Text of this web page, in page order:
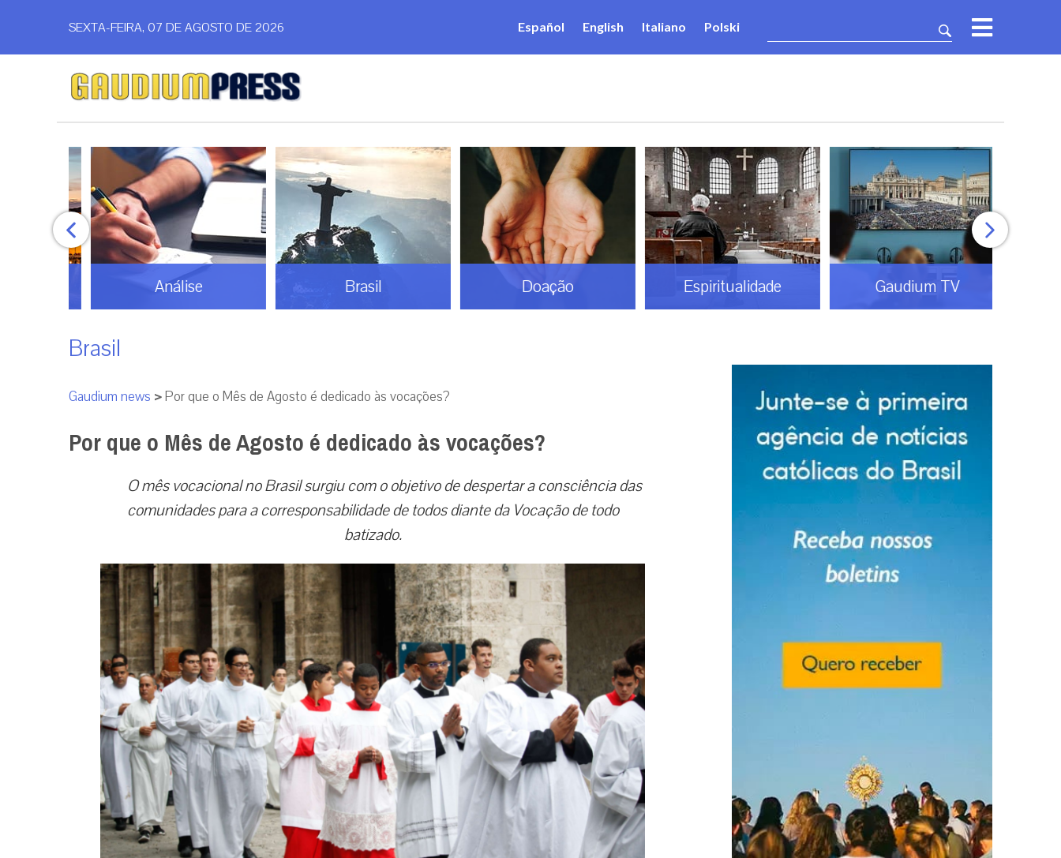
SEXTA-FEIRA, 07 DE AGOSTO DE 2026 Español English Italiano Polski
Análise Brasil Doação Espiritualidade Gaudium TV
Brasil
Gaudium news >Por que o Mês de Agosto é dedicado às vocações?
Por que o Mês de Agosto é dedicado às vocações?
O mês vocacional no Brasil surgiu com o objetivo de despertar a consciência das
comunidades para a corresponsabilidade de todos diante da Vocação de todo
batizado.